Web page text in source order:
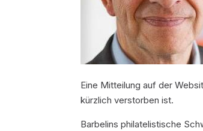
Eine Mitteilung auf der
kürzlich verstorben ist.
Barbelins philatelistische